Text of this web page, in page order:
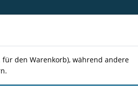
für den Warenkorb), während andere